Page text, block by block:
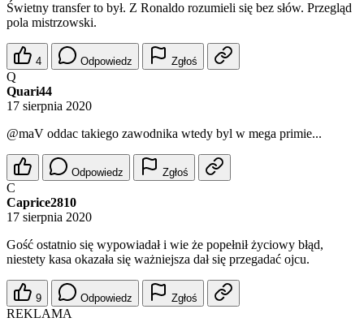
Świetny transfer to był. Z Ronaldo rozumieli się bez słów. Przegląd
pola mistrzowski.
4 Odpowiedz Zgłoś
Q
Quari44
17 sierpnia 2020
@maV oddac takiego zawodnika wtedy byl w mega primie...
Odpowiedz Zgłoś
C
Caprice2810
17 sierpnia 2020
Gość ostatnio się wypowiadał i wie że popełnił życiowy błąd,
niestety kasa okazała się ważniejsza dał się przegadać ojcu.
9 Odpowiedz Zgłoś
REKLAMA